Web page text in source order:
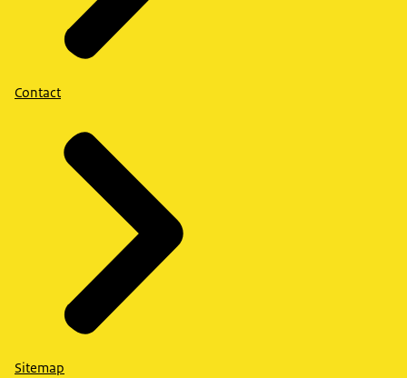
Contact
Sitemap